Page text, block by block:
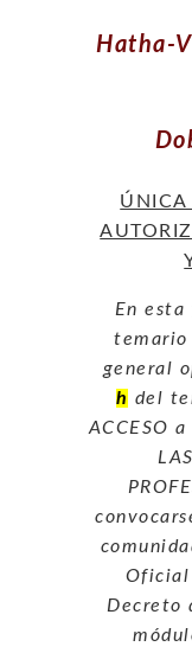
Hatha-
ÚNICA
En
temario
general
h del
ACCESO
Oficial
Decreto